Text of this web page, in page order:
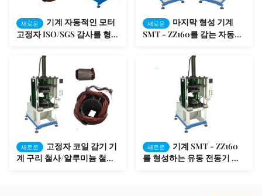
새로운
기계 자동적인 모터
고정자 ISO/SGS 감사를 형성
새로운
마지막 형성 기계
SMT - ZZ160를 감는 자동적
새로운
고정자 코일 감기 기
계 구리 철사/알루미늄 철사
새로운
기계 SMT - ZZ160
를 형성하는 유동 전동기 고